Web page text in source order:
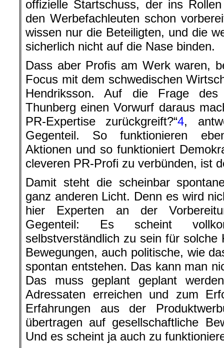
offizielle Startschuss, der ins
den Werbefachleuten schon
wissen nur die Beteiligten, und die
sicherlich nicht auf die Nase binden.
Dass aber Profis am Werk waren,
Focus mit dem schwedischen
Hendriksson. Auf die Frage
Thunberg einen Vorwurf daraus
PR-Expertise zurückgreift?“4,
Gegenteil. So funktionieren
Aktionen und so funktioniert
cleveren PR-Profi zu verbünden, ist
Damit steht die scheinbar
ganz anderen Licht. Denn es wird
hier Experten an der
Gegenteil: Es scheint
selbstverständlich zu sein für solche
Bewegungen, auch politische, wie
spontan entstehen. Das kann man
Das muss geplant geplant
Adressaten erreichen und zum
Erfahrungen aus der
übertragen auf gesellschaftliche
Und es scheint ja auch zu